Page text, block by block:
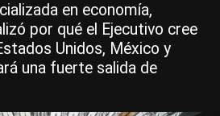
en economía,
por qué el Ejecutivo cree
Unidos, México y
una fuerte salida de